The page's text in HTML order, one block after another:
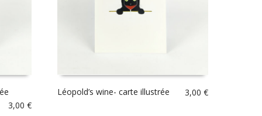
3,00 €
Léopold’s wine- carte illustrée 3,00€